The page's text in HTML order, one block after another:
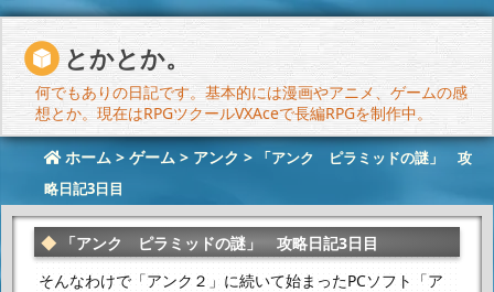
とかとか。
何でもありの日記です。基本的には漫画やアニメ、ゲームの感
想とか。現在はRPGツクールVXAceで長編RPGを制作中。
ホーム > ゲーム > アンク >
「アンク ピラミッドの謎」 攻
略日記3日目
「アンク ピラミッドの謎」 攻略日記3日目
そんなわけで「アンク２」に続いて始まったPCソフト「ア